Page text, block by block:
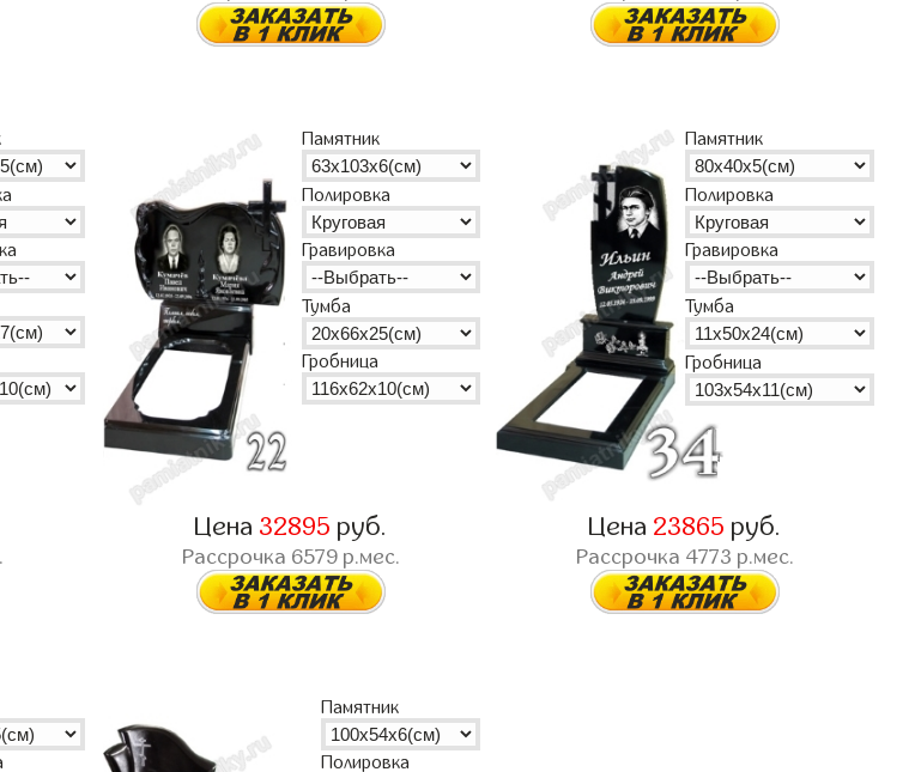
Памятник
Полировка
Гравировка
Тумба
Гробница
Цена 32895 руб.
Рассрочка 6579р.мес.
Памятник
Полировка
Гравировка
Тумба
Гробница
Цена 23865 руб.
Рассрочка 4773 р.мес.
Памятник
Полировка